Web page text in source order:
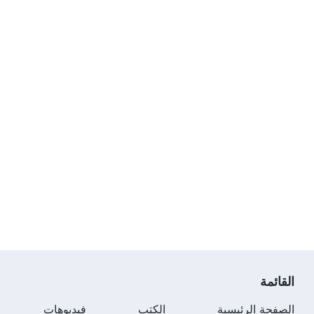
القائمة
الصفحة الرئيسية الكتب فيديوهات